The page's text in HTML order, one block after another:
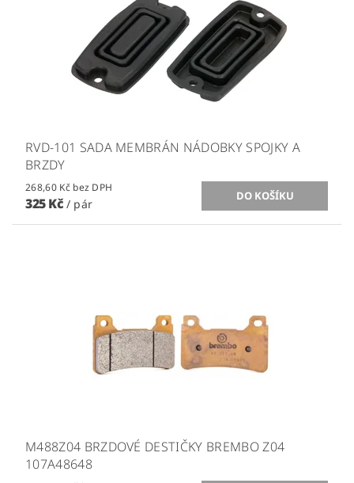
RVD-101 SADA MEMBRÁN NÁDOBKY SPOJKY A
BRZDY
268,60 Kč bez DPH
325 Kč / pár
M488Z04 BRZDOVÉ DESTIČKY BREMBO Z04
107A48648